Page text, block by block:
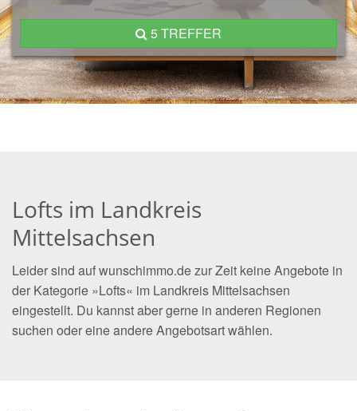
5 TREFFER
Lofts im Landkreis
Mittelsachsen
Leider sind auf wunschimmo.de zur Zeit keine Angebote in
der Kategorie »Lofts« im Landkreis Mittelsachsen
eingestellt. Du kannst aber gerne in anderen Regionen
suchen oder eine andere Angebotsart wählen.